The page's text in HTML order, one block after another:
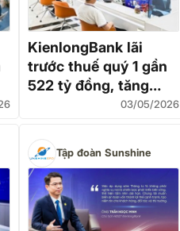
KienlongBank lãi
trước thuế quý 1 gần
522 tỷ đồng, tăng
03/05/2026
Tập đoàn Sunshine